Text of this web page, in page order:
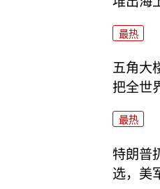
最热
五角大
把全世
最热
特朗普
选，美